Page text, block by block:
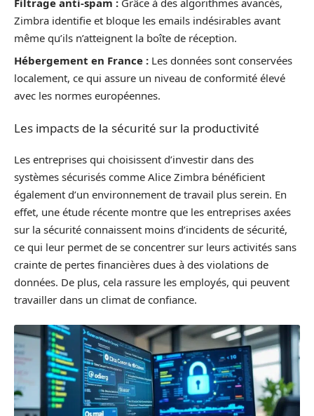
Zimbra identifie et bloque les emails indésirables avant
même qu’ils n’atteignent la boîte de réception.
Hébergement en France : Les données sont conservées
localement, ce qui assure un niveau de conformité élevé
avec les normes européennes.
Les impacts de la sécurité sur la productivité
Les entreprises qui choisissent d’investir dans des
systèmes sécurisés comme Alice Zimbra bénéficient
également d’un environnement de travail plus serein. En
effet, une étude récente montre que les entreprises axées
sur la sécurité connaissent moins d’incidents de sécurité,
ce qui leur permet de se concentrer sur leurs activités sans
crainte de pertes financières dues à des violations de
données. De plus, cela rassure les employés, qui peuvent
travailler dans un climat de confiance.